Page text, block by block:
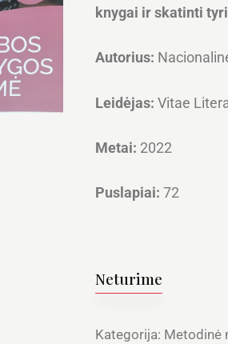
knygai ir skatinti
Autorius:
Leidėjas: Vitae
Metai: 2022
Puslapiai: 72
Neturime
Kategorija: Metodinė